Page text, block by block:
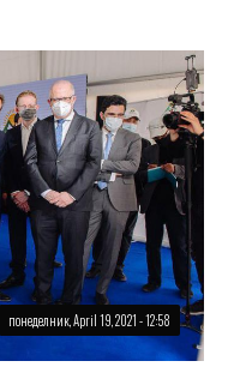
понеделник, April 19, 2021 - 12:58